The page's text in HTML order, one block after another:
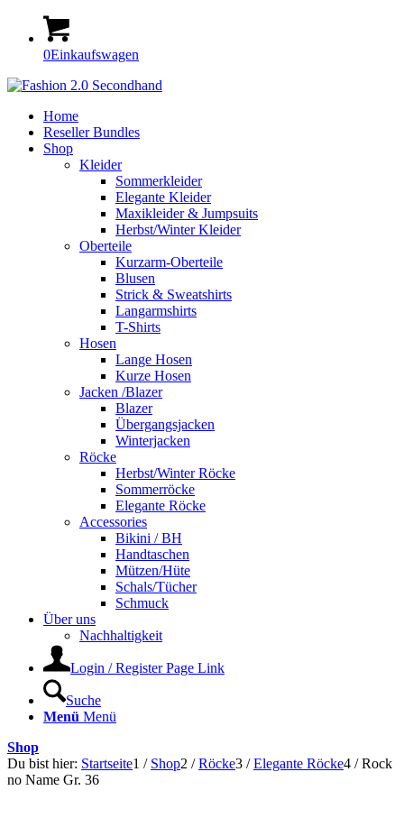
0Einkaufswagen
Home
Reseller Bundles
Shop
Kleider
Sommerkleider
Elegante Kleider
Maxikleider & Jumpsuits
Herbst/Winter Kleider
Oberteile
Kurzarm-Oberteile
Blusen
Strick & Sweatshirts
Langarmshirts
T-Shirts
Hosen
Lange Hosen
Kurze Hosen
Jacken /Blazer
Blazer
Übergangsjacken
Winterjacken
Röcke
Herbst/Winter Röcke
Sommerröcke
Elegante Röcke
Accessories
Bikini / BH
Handtaschen
Mützen/Hüte
Schals/Tücher
Schmuck
Über uns
Nachhaltigkeit
Login / Register Page Link
Suche
Menü Menü
Shop
Du bist hier: Startseite1 / Shop2 / Röcke3 / Elegante Röcke4 / Rock
no Name Gr. 36